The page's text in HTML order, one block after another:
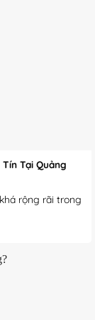
Tín Tại Quảng
rộng rãi trong